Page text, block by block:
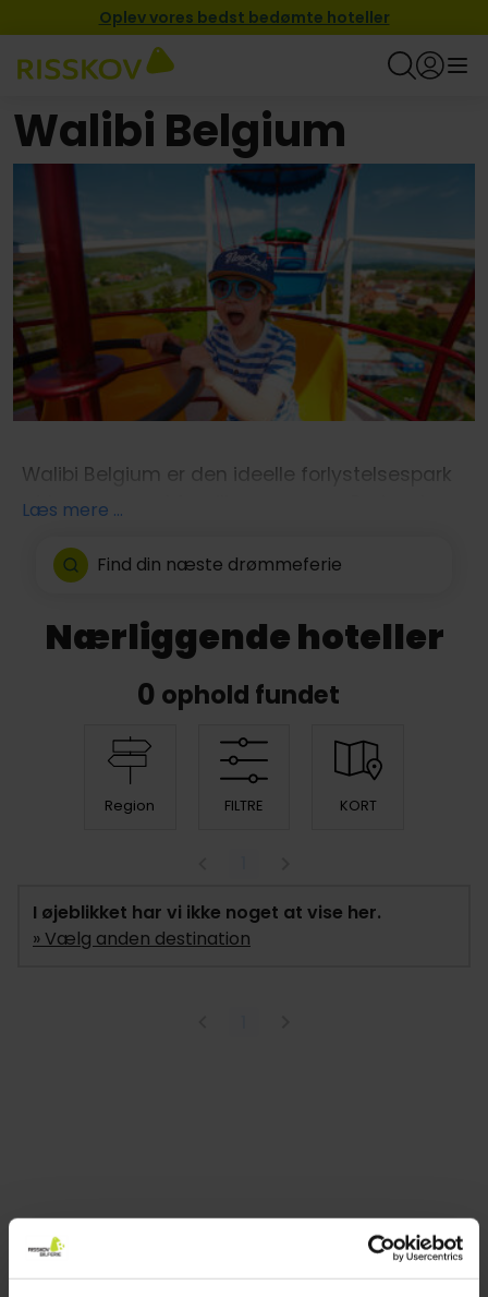
Oplev vores bedst bedømte hoteller
Walibi Belgium
Walibi Belgium er den ideelle forlystelsespark
at besøge med familie og venner. Parken har
Radja-flod, den skøre Calamity Mine eller
Tutankhamons udfordring. Der er masser at
gå i gang med og hele familien er garanteret
en oplevelsesrig eftermiddag bland en masse
Læs mere ...
Find din næste drømmeferie
Nærliggende hoteller
0 ophold fundet
Region FILTRE KORT
I øjeblikket har vi ikke noget at vise her.
» Vælg anden destination